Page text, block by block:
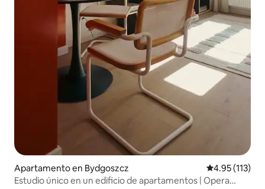
Apartamento en Bydgoszcz Calificación
4.95 (113)
Estudio único en un edificio de apartamentos | Opera